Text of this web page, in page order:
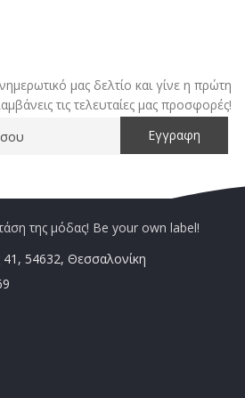
μας δελτίο και γίνε η πρώτη
τις τελευταίες μας προσφορές!
της μόδας! Be your own label!
54632, Θεσσαλονίκη